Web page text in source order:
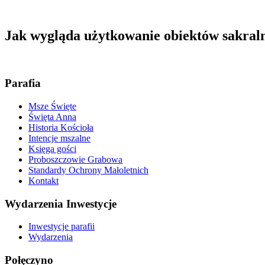
Jak wygląda użytkowanie obiektów
Parafia
Msze Święte
Święta Anna
Historia Kościoła
Intencje mszalne
Księga gości
Proboszczowie Grabowa
Standardy Ochrony Małoletnich
Kontakt
Wydarzenia Inwestycje
Inwestycje parafii
Wydarzenia
Połęczyno